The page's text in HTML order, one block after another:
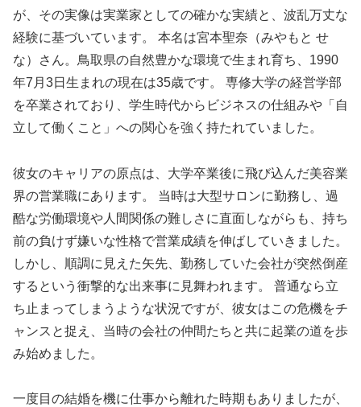
が、その実像は実業家としての確かな実績と、波乱万丈な
経験に基づいています。 本名は宮本聖奈（みやもと せ
な）さん。鳥取県の自然豊かな環境で生まれ育ち、1990
年7月3日生まれの現在は35歳です。 専修大学の経営学部
を卒業されており、学生時代からビジネスの仕組みや「自
立して働くこと」への関心を強く持たれていました。
彼女のキャリアの原点は、大学卒業後に飛び込んだ美容業
界の営業職にあります。 当時は大型サロンに勤務し、過
酷な労働環境や人間関係の難しさに直面しながらも、持ち
前の負けず嫌いな性格で営業成績を伸ばしていきました。
しかし、順調に見えた矢先、勤務していた会社が突然倒産
するという衝撃的な出来事に見舞われます。 普通なら立
ち止まってしまうような状況ですが、彼女はこの危機をチ
ャンスと捉え、当時の会社の仲間たちと共に起業の道を歩
み始めました。
一度目の結婚を機に仕事から離れた時期もありましたが、